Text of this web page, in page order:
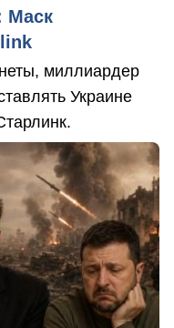
Маск
миллиардер
Украине